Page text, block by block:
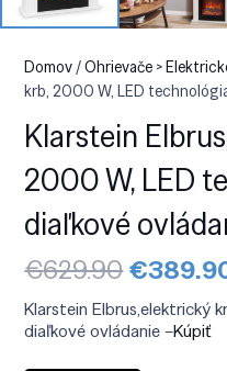
Domov/Ohrievače >
krb, 2000 W, LED
Klarstein
2000 W, LED
diaľkové
€629.90
cena
bola:
€629.90.
€
Klarstein Elbrus,elektrický
diaľkové ovládanie –Kúpiť